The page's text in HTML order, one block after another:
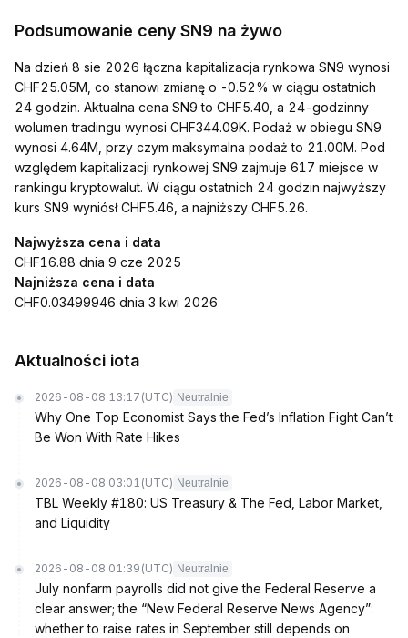
Podsumowanie ceny SN9 na żywo
Na dzień 8 sie 2026 łączna kapitalizacja rynkowa SN9 wynosi
CHF25.05M, co stanowi zmianę o -0.52% w ciągu ostatnich
24 godzin. Aktualna cena SN9 to CHF5.40, a 24-godzinny
wolumen tradingu wynosi CHF344.09K. Podaż w obiegu SN9
wynosi 4.64M, przy czym maksymalna podaż to 21.00M. Pod
względem kapitalizacji rynkowej SN9 zajmuje 617 miejsce w
rankingu kryptowalut. W ciągu ostatnich 24 godzin najwyższy
kurs SN9 wyniósł CHF5.46, a najniższy CHF5.26.
Najwyższa cena i data
CHF16.88 dnia 9 cze 2025
Najniższa cena i data
CHF0.03499946 dnia 3 kwi 2026
Aktualności iota
2026-08-08 13:17 (UTC) Neutralnie
Why One Top Economist Says the Fed’s Inflation Fight Can’t
Be Won With Rate Hikes
2026-08-08 03:01 (UTC) Neutralnie
TBL Weekly #180: US Treasury & The Fed, Labor Market,
and Liquidity
2026-08-08 01:39 (UTC) Neutralnie
July nonfarm payrolls did not give the Federal Reserve a
clear answer; the “New Federal Reserve News Agency”:
whether to raise rates in September still depends on